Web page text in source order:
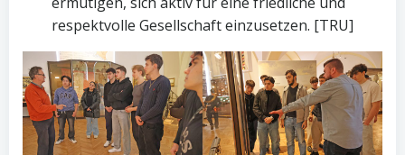
respektvolle Gesellschaft einzusetzen. [TRU]